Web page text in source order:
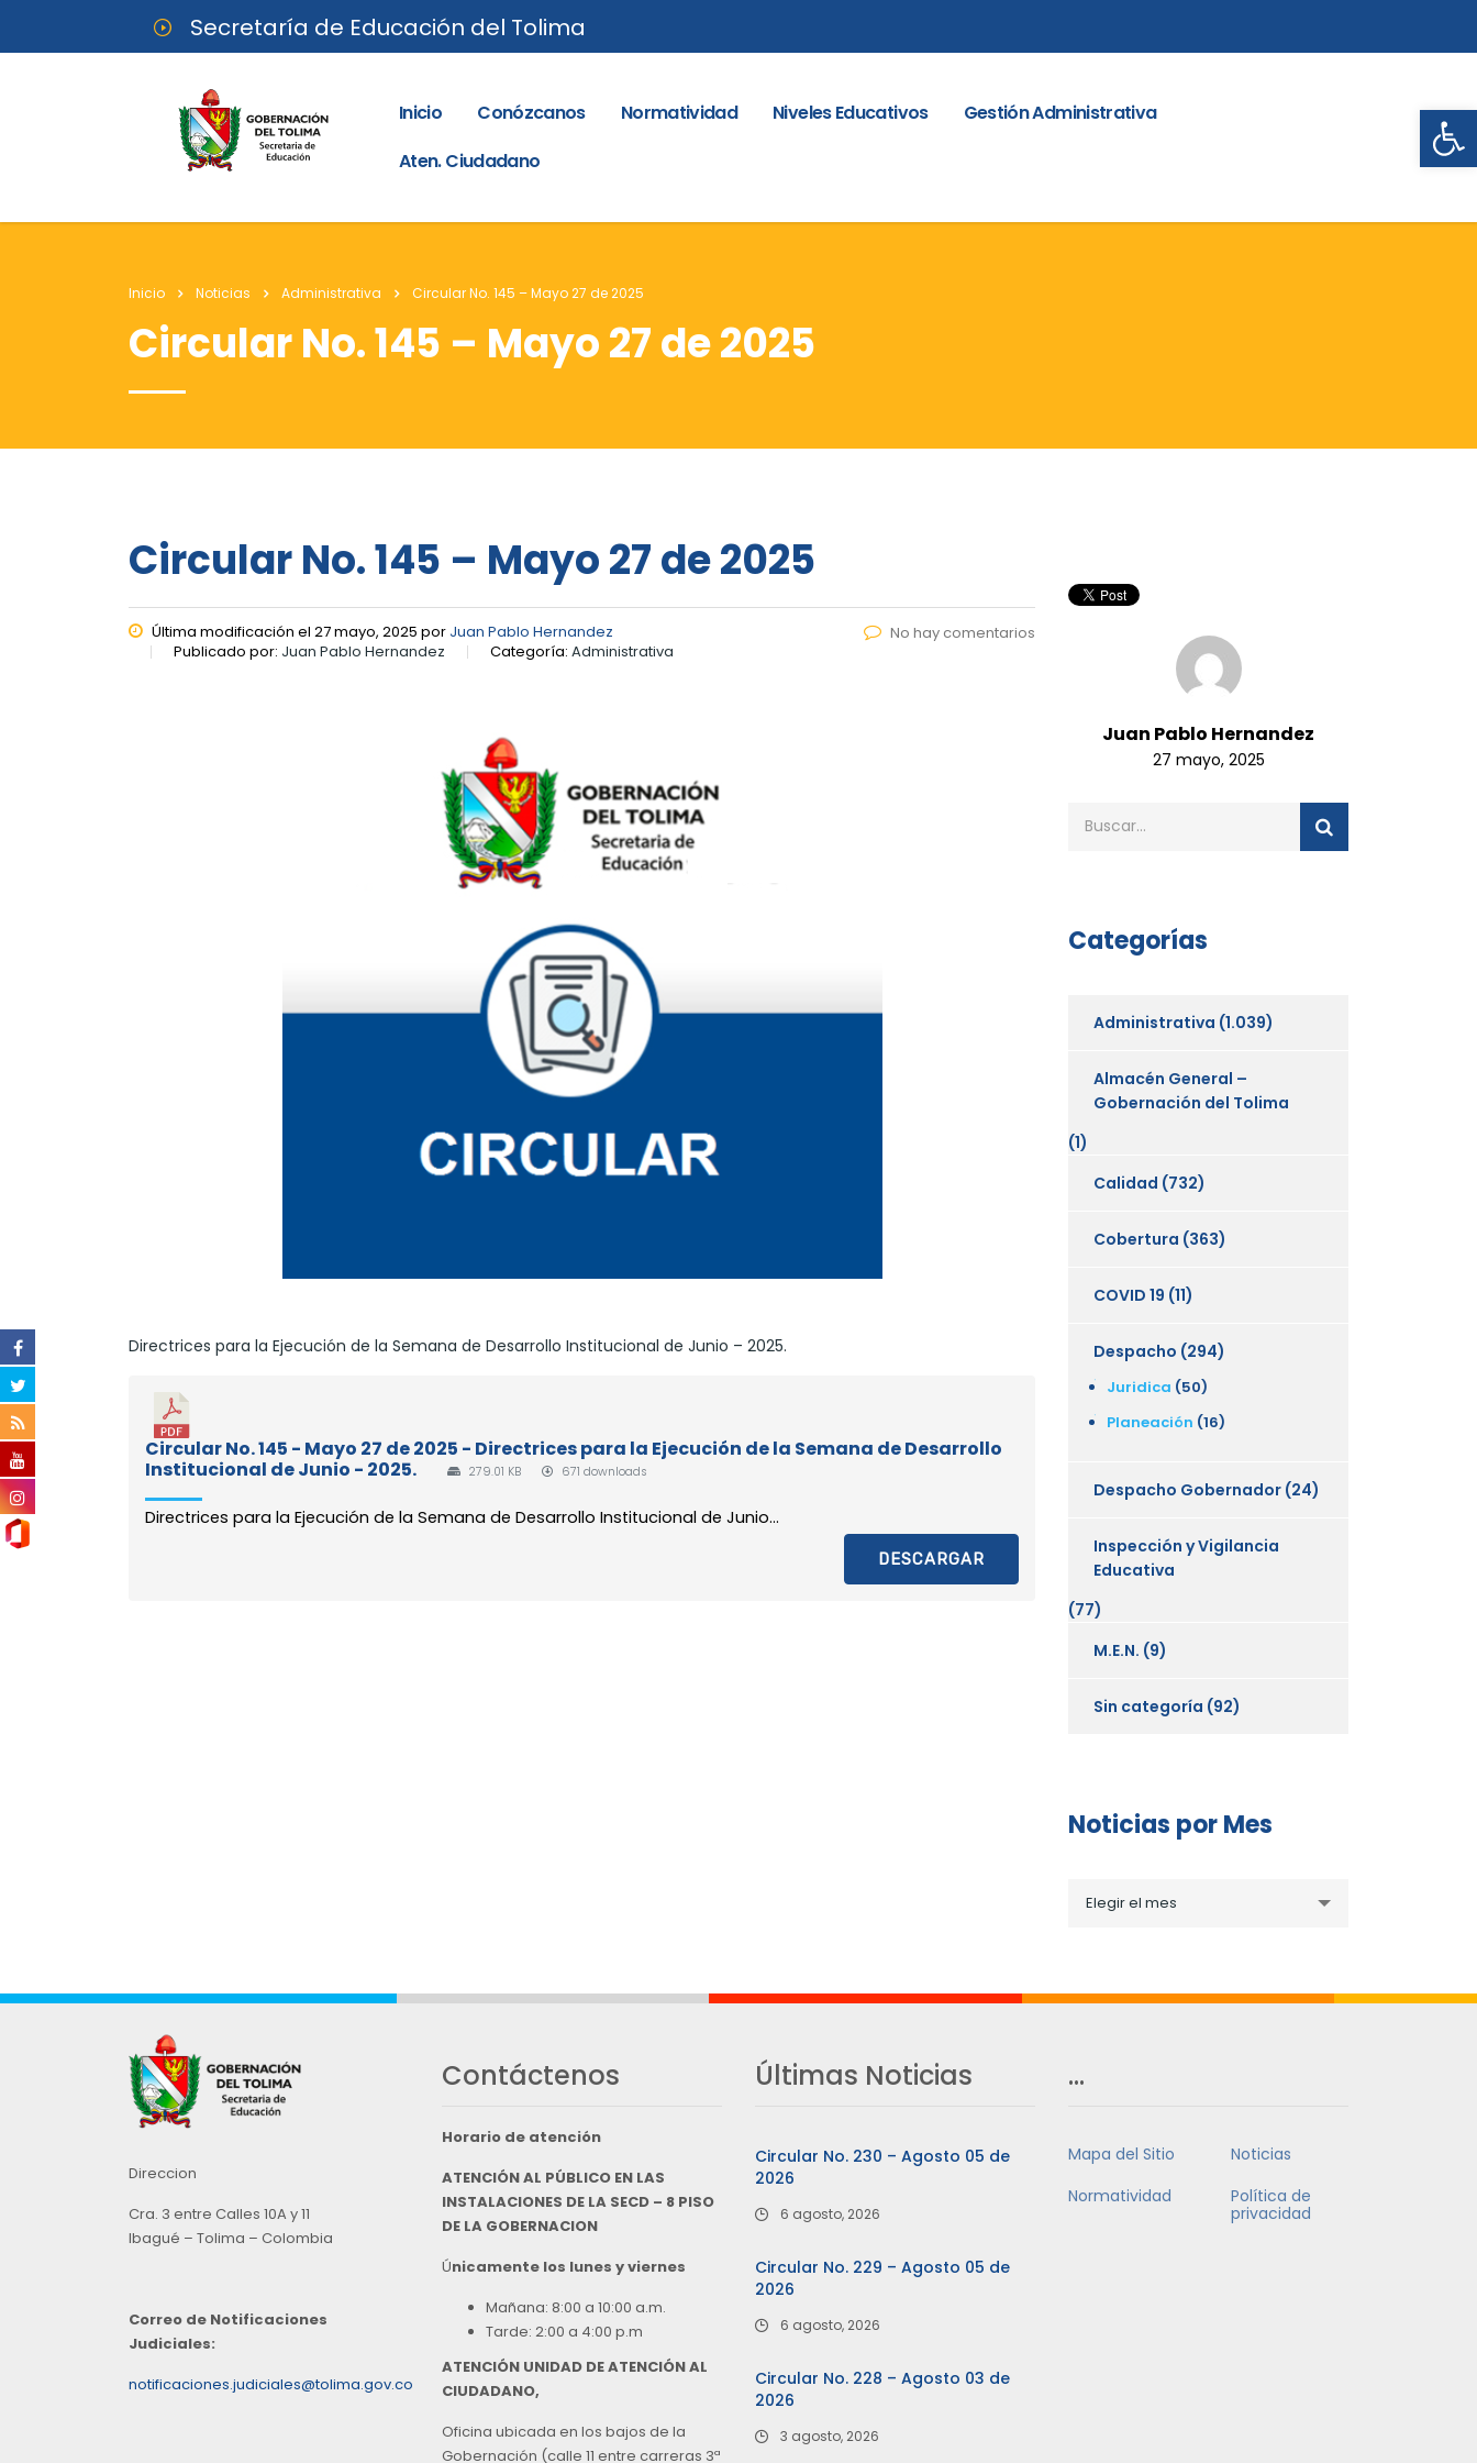
Secretaría de Educación del Tolima
Inicio Conózcanos Normatividad Niveles Educativos
Gestión Administrativa
Aten. Ciudadano
Inicio Noticias Administrativa Circular No. 145 – Mayo 27 de 2025
Circular No. 145 – Mayo 27 de 2025
Circular No. 145 – Mayo 27 de 2025
Última modificación el 27 mayo, 2025 por Juan Pablo Hernandez
Publicado por: Juan Pablo Hernandez Categoría: Administrativa
No hay comentarios
Directrices para la Ejecución de la Semana de Desarrollo Institucional de Junio – 2025.
Circular No. 145 - Mayo 27 de 2025 - Directrices para la Ejecución de la Semana de Desarrollo
Institucional de Junio - 2025.
279.01 KB 671 downloads
Directrices para la Ejecución de la Semana de Desarrollo Institucional de Junio...
DESCARGAR
Juan Pablo Hernandez
27 mayo, 2025
Categorías
Administrativa (1.039)
Almacén General –
Gobernación del Tolima
(1)
Calidad (732)
Cobertura (363)
COVID 19 (11)
Despacho (294)
Juridica (50)
Planeación (16)
Despacho Gobernador (24)
Inspección y Vigilancia
Educativa
(77)
M.E.N. (9)
Sin categoría (92)
Noticias por Mes
porElegir el mes
Direccion
Cra. 3 entre Calles 10A y 11
Ibagué – Tolima – Colombia
Correo de Notificaciones
Judiciales:
notificaciones.judiciales@tolima.gov.co
Contáctenos
Horario de atención
ATENCIÓN AL PÚBLICO EN LAS
INSTALACIONES DE LA SECD – 8 PISO
DE LA GOBERNACION
Únicamente los lunes y viernes
Mañana: 8:00 a 10:00 a.m.
Tarde: 2:00 a 4:00 p.m
ATENCIÓN UNIDAD DE ATENCIÓN AL
CIUDADANO,
Oficina ubicada en los bajos de la
Gobernación (calle 11 entre carreras 3ª
Últimas Noticias
Circular No. 230 – Agosto 05 de
2026
6 agosto, 2026
Circular No. 229 – Agosto 05 de
2026
6 agosto, 2026
Circular No. 228 – Agosto 03 de
2026
3 agosto, 2026
…
Mapa del Sitio
Noticias
Normatividad
Política de
privacidad